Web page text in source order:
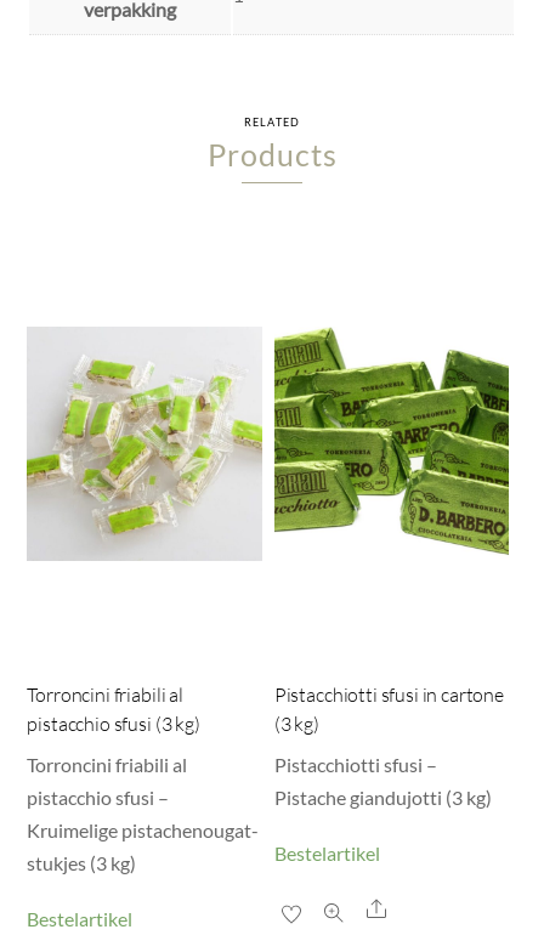
verpakking
RELATED
Products
Torroncini friabili al
pistacchio sfusi (3 kg)
Torroncini friabili al
pistacchio sfusi –
Kruimelige pistachenougat-
stukjes (3 kg)
Bestelartikel
Pistacchiotti sfusi in cartone
(3 kg)
Pistacchiotti sfusi –
Pistache giandujotti (3 kg)
Bestelartikel
Share